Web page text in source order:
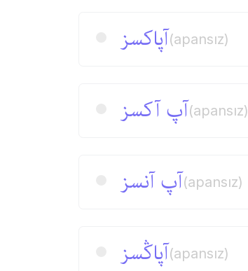
آپاكسز(apansız)
آپ آكسز(apansız)
آپ آنسز(apansız)
آپاڭسز(apansız)